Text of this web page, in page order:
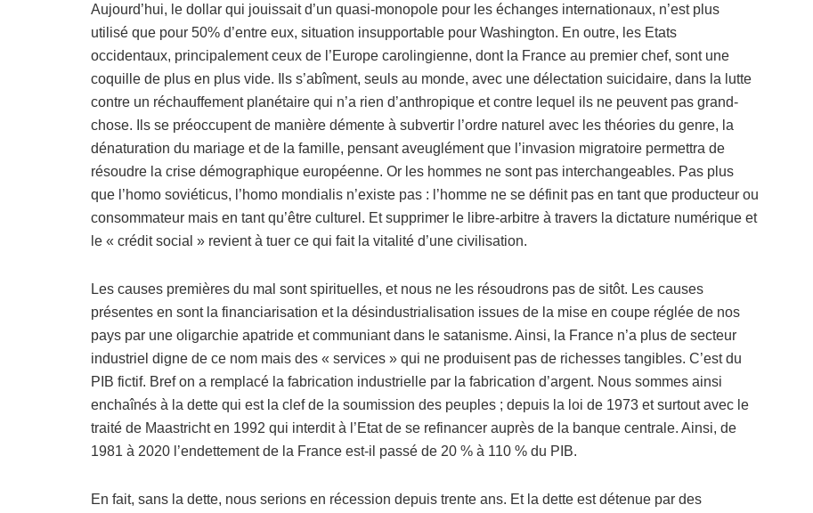
Aujourd’hui, le dollar qui jouissait d’un quasi-monopole pour les échanges internationaux, n’est plus
utilisé que pour 50% d’entre eux, situation insupportable pour Washington. En outre, les Etats
occidentaux, principalement ceux de l’Europe carolingienne, dont la France au premier chef, sont une
coquille de plus en plus vide. Ils s’abîment, seuls au monde, avec une délectation suicidaire, dans la lutte
contre un réchauffement planétaire qui n’a rien d’anthropique et contre lequel ils ne peuvent pas grand-
chose. Ils se préoccupent de manière démente à subvertir l’ordre naturel avec les théories du genre, la
dénaturation du mariage et de la famille, pensant aveuglément que l’invasion migratoire permettra de
résoudre la crise démographique européenne. Or les hommes ne sont pas interchangeables. Pas plus
que l’homo soviéticus, l’homo mondialis n’existe pas : l’homme ne se définit pas en tant que producteur ou
consommateur mais en tant qu’être culturel. Et supprimer le libre-arbitre à travers la dictature numérique et
le « crédit social » revient à tuer ce qui fait la vitalité d’une civilisation.
Les causes premières du mal sont spirituelles, et nous ne les résoudrons pas de sitôt. Les causes
présentes en sont la financiarisation et la désindustrialisation issues de la mise en coupe réglée de nos
pays par une oligarchie apatride et communiant dans le satanisme. Ainsi, la France n’a plus de secteur
industriel digne de ce nom mais des « services » qui ne produisent pas de richesses tangibles. C’est du
PIB fictif. Bref on a remplacé la fabrication industrielle par la fabrication d’argent. Nous sommes ainsi
enchaînés à la dette qui est la clef de la soumission des peuples ; depuis la loi de 1973 et surtout avec le
traité de Maastricht en 1992 qui interdit à l’Etat de se refinancer auprès de la banque centrale. Ainsi, de
1981 à 2020 l’endettement de la France est-il passé de 20 % à 110 % du PIB.
En fait, sans la dette, nous serions en récession depuis trente ans. Et la dette est détenue par des